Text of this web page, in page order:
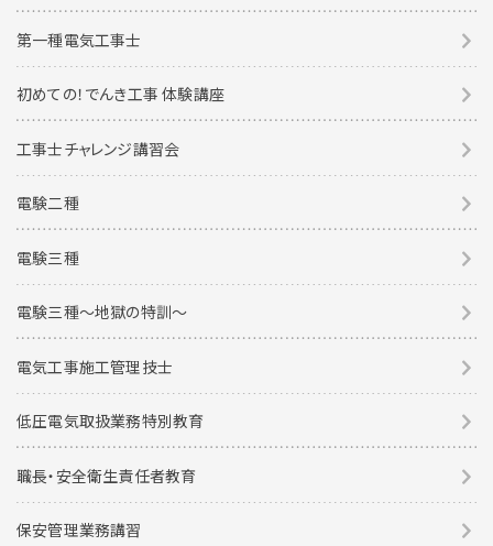
第一種電気工事士
初めての！でんき工事 体験講座
工事士チャレンジ講習会
電験二種
電験三種
電験三種〜地獄の特訓〜
電気工事施工管理技士
低圧電気取扱業務特別教育
職長・安全衛生責任者教育
保安管理業務講習